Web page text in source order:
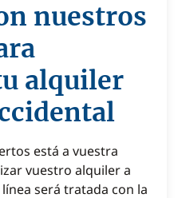
nuestros
alquiler
está a vuestra
vuestro alquiler a
será tratada con la